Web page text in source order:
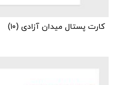
کارت پستال میدان آزادی (۱۰)